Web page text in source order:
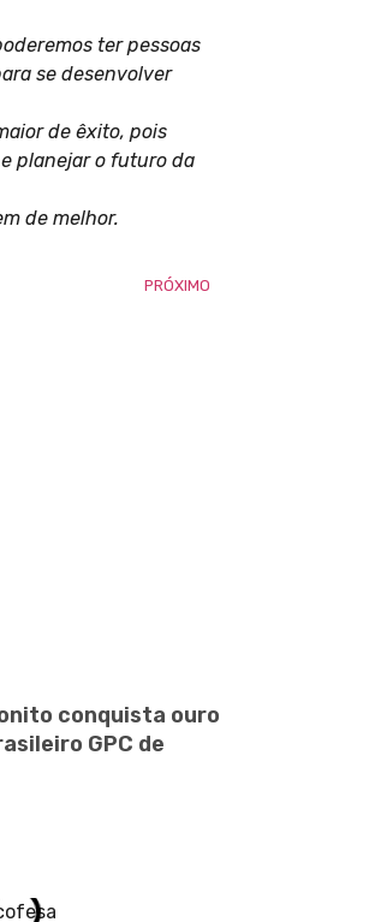
ter pessoas
se desenvolver
de êxito, pois
planejar o futuro da
de melhor.
PRÓXIMO
conquista ouro
GPC de